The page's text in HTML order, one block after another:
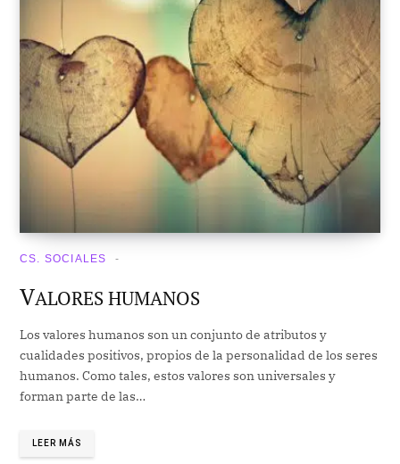
CS. SOCIALES
VALORES HUMANOS
Los valores humanos son un conjunto de atributos y
cualidades positivos, propios de la personalidad de los seres
humanos. Como tales, estos valores son universales y
forman parte de las…
LEER MÁS